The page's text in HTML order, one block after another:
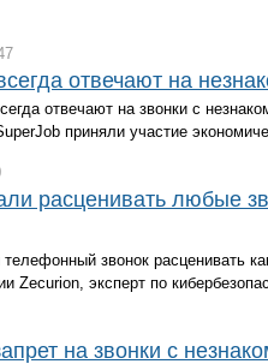
отвечают на
отвечают на звонки с
приняли участие
расценивать любые
звонок расценивать
Zecurion, эксперт по
на звонки с